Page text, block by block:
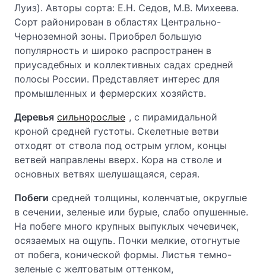
Луиз). Авторы сорта: Е.Н. Седов, М.В. Михеева.
Сорт районирован в областях Центрально-
Черноземной зоны. Приобрел большую
популярность и широко распространен в
приусадебных и коллективных садах средней
полосы России. Представляет интерес для
промышленных и фермерских хозяйств.
Деревья сильнорослые , с пирамидальной
кроной средней густоты. Скелетные ветви
отходят от ствола под острым углом, концы
ветвей направлены вверх. Кора на стволе и
основных ветвях шелушащаяся, серая.
Побеги средней толщины, коленчатые, округлые
в сечении, зеленые или бурые, слабо опушенные.
На побеге много крупных выпуклых чечевичек,
осязаемых на ощупь. Почки мелкие, отогнутые
от побега, конической формы. Листья темно-
зеленые с желтоватым оттенком,